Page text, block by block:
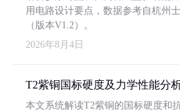
用电路设计要点，数据参考自杭州
（版本V1.2）。
2026年8月4日
T2紫铜国标硬度及力学性能分
本文系统解读T2紫铜的国标硬度和